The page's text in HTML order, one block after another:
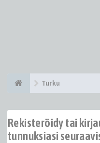
Turku
Rekisteröidy tai
tunnuksiasi